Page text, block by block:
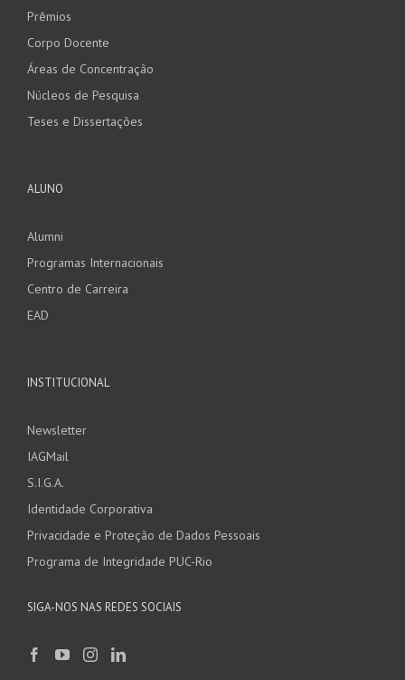
Prêmios
Corpo Docente
Áreas de Concentração
Núcleos de Pesquisa
Teses e Dissertações
ALUNO
Alumni
Programas Internacionais
Centro de Carreira
EAD
INSTITUCIONAL
Newsletter
IAGMail
S.I.G.A.
Identidade Corporativa
Privacidade e Proteção de Dados Pessoais
Programa de Integridade PUC-Rio
SIGA-NOS NAS REDES SOCIAIS